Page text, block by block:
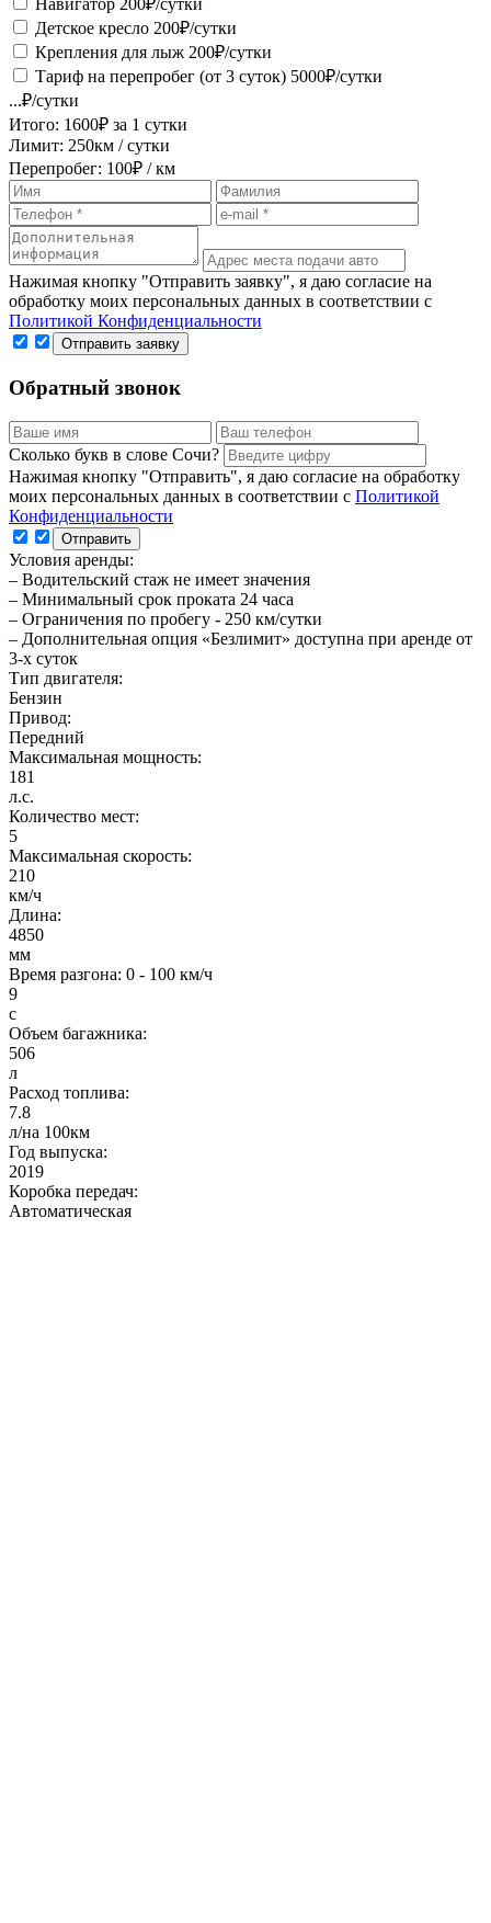
Навигатор 200₽/сутки
Детское кресло 200₽/сутки
Крепления для лыж 200₽/сутки
Тариф на перепробег (от 3 суток) 5000₽/сутки
...₽/сутки
Итого: 1600₽ за 1 сутки
Лимит: 250км / сутки
Перепробег: 100₽ / км
Нажимая кнопку "Отправить заявку", я даю согласие на
обработку моих персональных данных в соответствии с
Политикой Конфиденциальности
Обратный звонок
Сколько букв в слове Сочи?
Нажимая кнопку "Отправить", я даю согласие на обработку
моих персональных данных в соответствии с Политикой
Конфиденциальности
Условия аренды:
– Водительский стаж не имеет значения
– Минимальный срок проката 24 часа
– Ограничения по пробегу - 250 км/сутки
– Дополнительная опция «Безлимит» доступна при аренде от
3-х суток
Тип двигателя:
Бензин
Привод:
Передний
Максимальная мощность:
181
л.с.
Количество мест:
5
Максимальная скорость:
210
км/ч
Длина:
4850
мм
Время разгона: 0 - 100 км/ч
9
с
Объем багажника:
506
л
Расход топлива:
7.8
л/на 100км
Год выпуска:
2019
Коробка передач:
Автоматическая